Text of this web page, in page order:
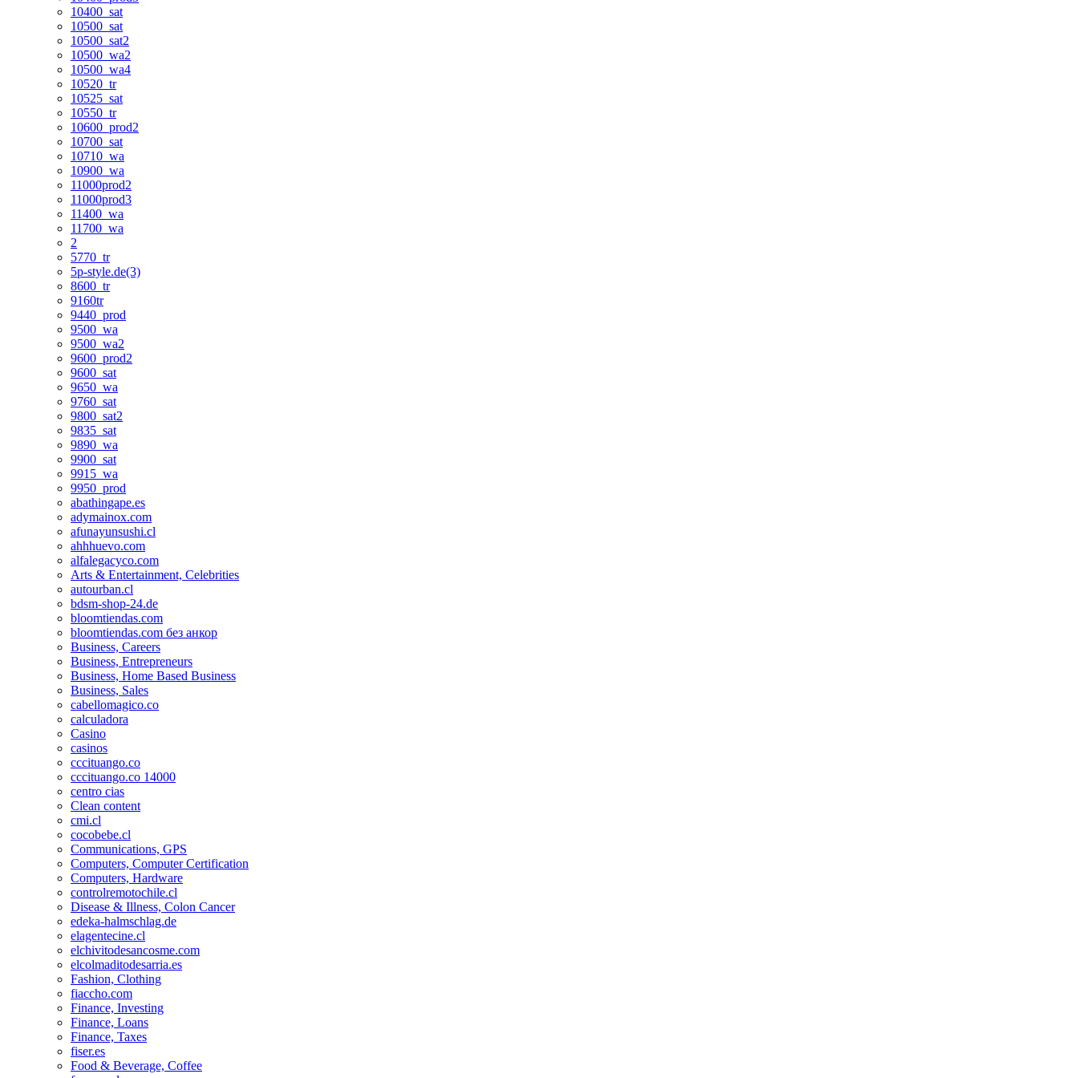
10400_sat
10500_sat
10500_sat2
10500_wa2
10500_wa4
10520_tr
10525_sat
10550_tr
10600_prod2
10700_sat
10710_wa
10900_wa
11000prod2
11000prod3
11400_wa
11700_wa
2
5770_tr
5p-style.de(3)
8600_tr
9160tr
9440_prod
9500_wa
9500_wa2
9600_prod2
9600_sat
9650_wa
9760_sat
9800_sat2
9835_sat
9890_wa
9900_sat
9915_wa
9950_prod
abathingape.es
adymainox.com
afunayunsushi.cl
ahhhuevo.com
alfalegacyco.com
Arts & Entertainment, Celebrities
autourban.cl
bdsm-shop-24.de
bloomtiendas.com
bloomtiendas.com без анкор
Business, Careers
Business, Entrepreneurs
Business, Home Based Business
Business, Sales
cabellomagico.co
calculadora
Casino
casinos
cccituango.co
cccituango.co 14000
centro cias
Clean content
cmi.cl
cocobebe.cl
Communications, GPS
Computers, Computer Certification
Computers, Hardware
controlremotochile.cl
Disease & Illness, Colon Cancer
edeka-halmschlag.de
elagentecine.cl
elchivitodesancosme.com
elcolmaditodesarria.es
Fashion, Clothing
fiaccho.com
Finance, Investing
Finance, Loans
Finance, Taxes
fiser.es
Food & Beverage, Coffee